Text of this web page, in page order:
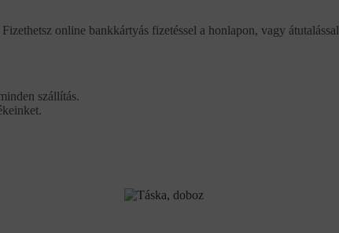
online bankkártyás fizetéssel a honlapon, vagy
szállítás.